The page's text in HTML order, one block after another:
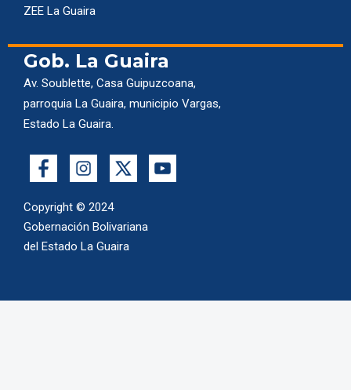
ZEE La Guaira
Gob. La Guaira
Av. Soublette, Casa Guipuzcoana,
parroquia La Guaira, municipio Vargas,
Estado La Guaira.
Copyright © 2024
Gobernación Bolivariana
del Estado La Guaira